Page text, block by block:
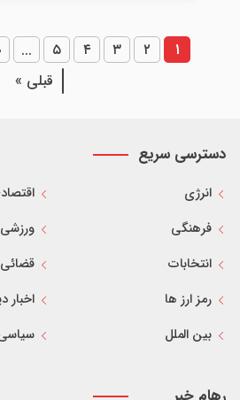
۱ ۲ ۳ ۴ ۵ ...
قبلی »
دسترسی سریع
انرژی
فرهنگی
ورزشی
انتخابات
قضائی
رمز ارز ها
اخبار
بین الملل